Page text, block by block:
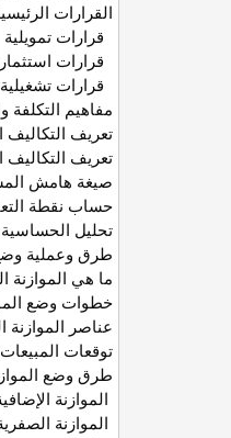
القرارات
قرارات تمويلية
قرارات
قرارات تشغيلية
مفاهيم التكلفة
تعريف التكاليف
تعريف التكاليف
صيغة هامش
حساب نقطة
تحليل
طرق وعملية وضع
ما هي الموازنة
خطوات وضع
عناصر الموازنة
توقعات المبيعات
طرق وضع
الموازنة
الموازنة